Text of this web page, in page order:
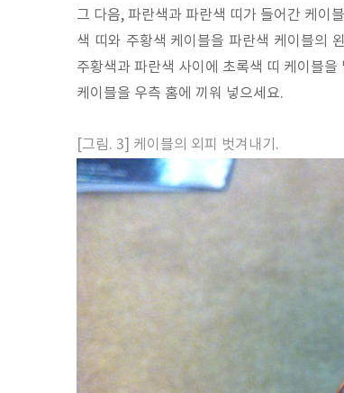
그 다음, 파란색과 파란색 띠가 들어간 케이
색 띠와 주황색 케이블을 파란색 케이블의
주황색과 파란색 사이에 초록색 띠 케이블
케이블을 우측 홈에 끼워 넣으세요.
[그림. 3] 케이블의 외피 벗겨내기.